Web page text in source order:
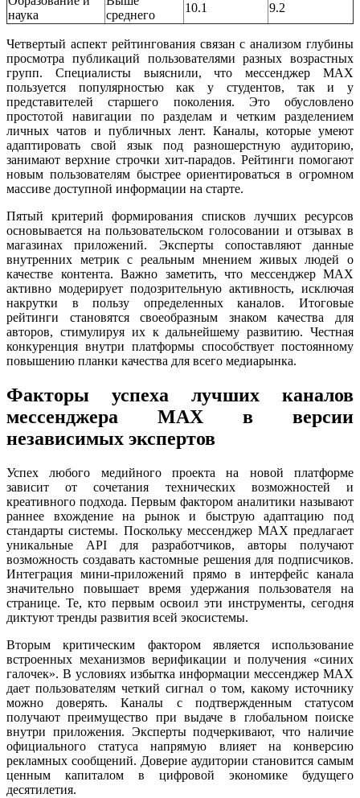
наука
среднего
10.1 9.2
Четвертый аспект рейтингования связан с анализом глубины
просмотра публикаций пользователями разных возрастных
групп. Специалисты выяснили, что мессенджер MAX
пользуется популярностью как у студентов, так и у
представителей старшего поколения. Это обусловлено
простотой навигации по разделам и четким разделением
личных чатов и публичных лент. Каналы, которые умеют
адаптировать свой язык под разношерстную аудиторию,
занимают верхние строчки хит-парадов. Рейтинги помогают
новым пользователям быстрее ориентироваться в огромном
массиве доступной информации на старте.
Пятый критерий формирования списков лучших ресурсов
основывается на пользовательском голосовании и отзывах в
магазинах приложений. Эксперты сопоставляют данные
внутренних метрик с реальным мнением живых людей о
качестве контента. Важно заметить, что мессенджер MAX
активно модерирует подозрительную активность, исключая
накрутки в пользу определенных каналов. Итоговые
рейтинги становятся своеобразным знаком качества для
авторов, стимулируя их к дальнейшему развитию. Честная
конкуренция внутри платформы способствует постоянному
повышению планки качества для всего медиарынка.
Факторы успеха лучших каналов
мессенджера MAX в версии
независимых экспертов
Успех любого медийного проекта на новой платформе
зависит от сочетания технических возможностей и
креативного подхода. Первым фактором аналитики называют
раннее вхождение на рынок и быструю адаптацию под
стандарты системы. Поскольку мессенджер MAX предлагает
уникальные API для разработчиков, авторы получают
возможность создавать кастомные решения для подписчиков.
Интеграция мини-приложений прямо в интерфейс канала
значительно повышает время удержания пользователя на
странице. Те, кто первым освоил эти инструменты, сегодня
диктуют тренды развития всей экосистемы.
Вторым критическим фактором является использование
встроенных механизмов верификации и получения «синих
галочек». В условиях избытка информации мессенджер MAX
дает пользователям четкий сигнал о том, какому источнику
можно доверять. Каналы с подтвержденным статусом
получают преимущество при выдаче в глобальном поиске
внутри приложения. Эксперты подчеркивают, что наличие
официального статуса напрямую влияет на конверсию
рекламных сообщений. Доверие аудитории становится самым
ценным капиталом в цифровой экономике будущего
десятилетия.